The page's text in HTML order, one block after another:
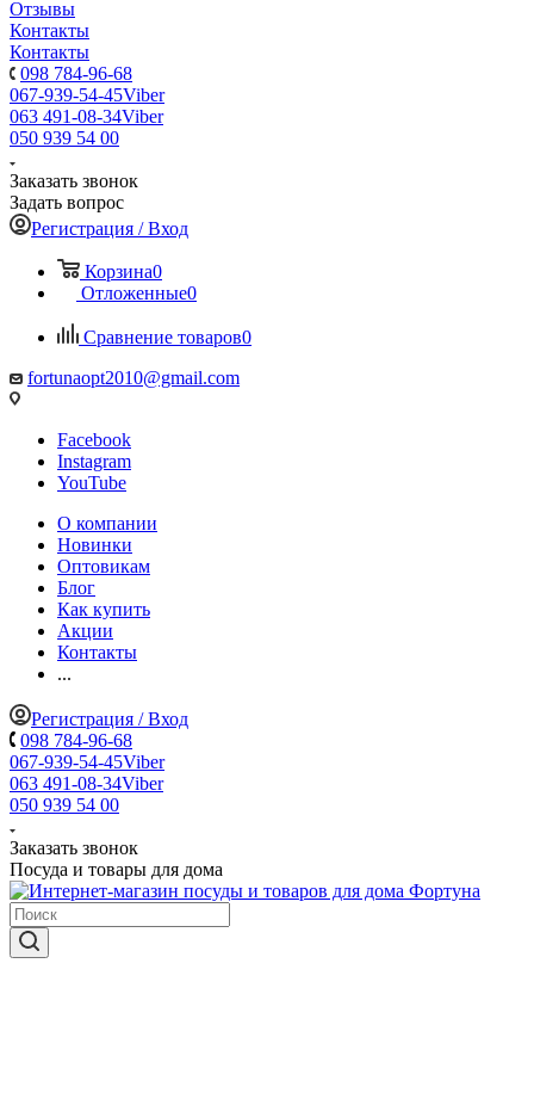
Отзывы
Контакты
Контакты
098 784-96-68
067-939-54-45Viber
063 491-08-34Viber
050 939 54 00
Заказать звонок
Задать вопрос
Регистрация / Вход
Корзина0
Отложенные0
Сравнение товаров0
fortunaopt2010@gmail.com
Facebook
Instagram
YouTube
О компании
Новинки
Оптовикам
Блог
Как купить
Акции
Контакты
...
Регистрация / Вход
098 784-96-68
067-939-54-45Viber
063 491-08-34Viber
050 939 54 00
Заказать звонок
Посуда и товары для дома